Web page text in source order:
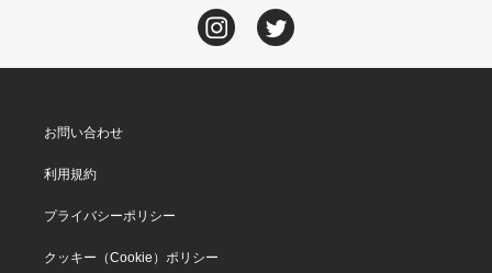
お問い合わせ
利用規約
プライバシーポリシー
クッキー（Cookie）ポリシー